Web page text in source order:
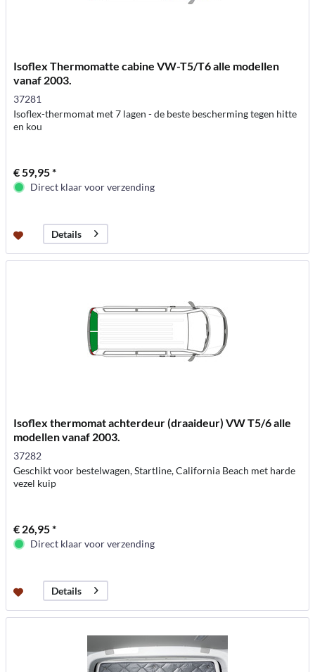
Isoflex Thermomatte cabine VW-T5/T6 alle modellen
vanaf 2003.
37281
Isoflex-thermomat met 7 lagen - de beste bescherming tegen hitte
en kou
€ 59,95 *
Direct klaar voor verzending
Details
Isoflex thermomat achterdeur (draaideur) VW T5/6 alle
modellen vanaf 2003.
37282
Geschikt voor bestelwagen, Startline, California Beach met harde
vezel kuip
€ 26,95 *
Direct klaar voor verzending
Details